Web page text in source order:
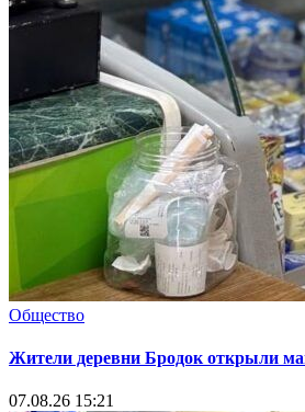
Общество
Жители деревни Бродок открыли
07.08.26 15:21